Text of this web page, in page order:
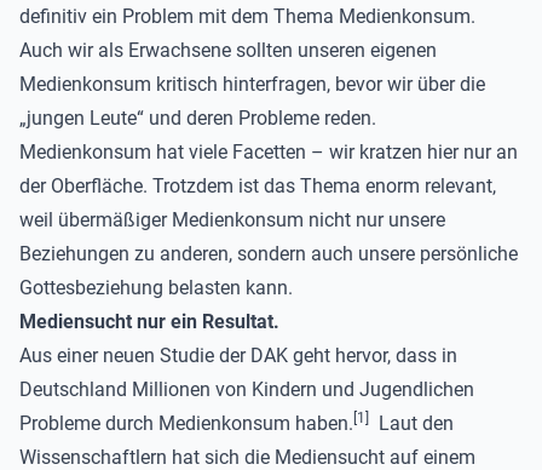
definitiv ein Problem mit dem Thema Medienkonsum.
Auch wir als Erwachsene sollten unseren eigenen
Medienkonsum kritisch hinterfragen, bevor wir über die
„jungen Leute“ und deren Probleme reden.
Medienkonsum hat viele Facetten – wir kratzen hier nur an
der Oberfläche. Trotzdem ist das Thema enorm relevant,
weil übermäßiger Medienkonsum nicht nur unsere
Beziehungen zu anderen, sondern auch unsere persönliche
Gottesbeziehung belasten kann.
Mediensucht nur ein Resultat.
Aus einer neuen Studie der DAK geht hervor, dass in
Deutschland Millionen von Kindern und Jugendlichen
Probleme durch Medienkonsum haben. 1
Laut den
Wissenschaftlern hat sich die Mediensucht auf einem